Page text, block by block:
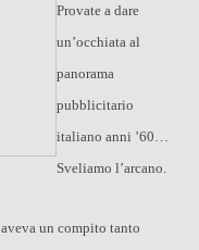
Provate a dare
un’occhiata al
panorama
pubblicitario
italiano anni ’60…
Sveliamo l’arcano.
aveva un compito tanto